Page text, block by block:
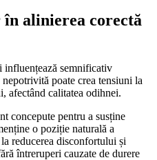
alinierea corectă
semnificativ
poate crea tensiuni la
afectând calitatea odihnei.
concepute pentru a susține
o poziție naturală a
reducerea disconfortului și
întreruperi cauzate de durere